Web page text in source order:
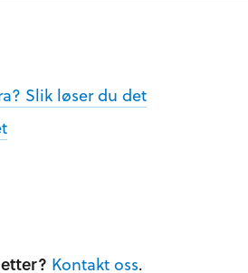
Slik løser du det
Kontakt oss.